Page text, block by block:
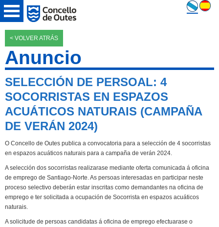
< VOLVER ATRÁS
Anuncio
SELECCIÓN DE PERSOAL: 4
SOCORRISTAS EN ESPAZOS
ACUÁTICOS NATURAIS (CAMPAÑA
DE VERÁN 2024)
O Concello de Outes publica a convocatoria para a selección de 4 socorristas
en espazos acuáticos naturais para a campaña de verán 2024.
A selección dos socorristas realizarase mediante oferta comunicada á oficina
de emprego de Santiago-Norte. As persoas interesadas en participar neste
proceso selectivo deberán estar inscritas como demandantes na oficina de
emprego e ter solicitada a ocupación de Socorrista en espazos acuáticos
naturais.
A solicitude de persoas candidatas á oficina de emprego efectuarase o